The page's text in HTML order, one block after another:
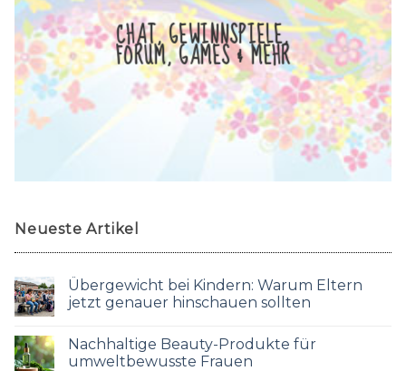
CHAT, GEWINNSPIELE,
FORUM, GAMES & MEHR
Neueste Artikel
Übergewicht bei Kindern: Warum Eltern
jetzt genauer hinschauen sollten
Nachhaltige Beauty-Produkte für
umweltbewusste Frauen